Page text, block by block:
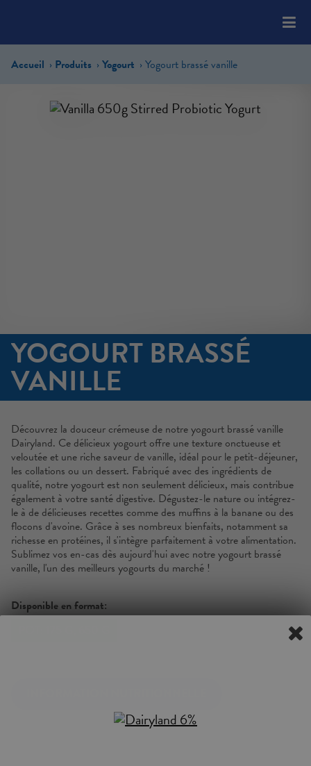
includes
accessibility
Accueil Produits Yogourt Yogourt brassé vanille
YOGOURT BRASSÉ
VANILLE
Découvrez la douceur crémeuse de notre yogourt brassé vanille
Dairyland. Ce délicieux yogourt offre une texture onctueuse et
veloutée et une riche saveur de vanille, idéal pour le petit-déjeuner,
les collations ou un dessert. Fabriqué avec des ingrédients de
qualité, notre yogourt est non seulement délicieux, mais contribue
également à votre santé digestive. Dégustez-le nature ou intégrez-
le à de délicieuses recettes comme des muffins à la banane ou des
flocons d'avoine. Grâce à ses nombreux bienfaits, notamment sa
richesse en protéines, il s'intègre parfaitement à votre alimentation.
Sublimez vos en-cas dès aujourd'hui avec notre yogourt brassé
vanille, l'un des meilleurs yogourts du marché !
Disponible en format: